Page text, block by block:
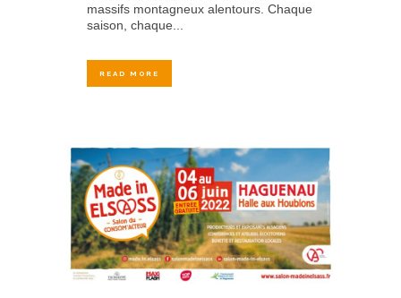
massifs montagneux alentours. Chaque
saison, chaque...
READ MORE